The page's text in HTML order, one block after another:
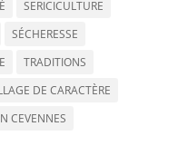
SERICICULTURE
SÉCHERESSE
TRADITIONS
DE CARACTÈRE
CEVENNES